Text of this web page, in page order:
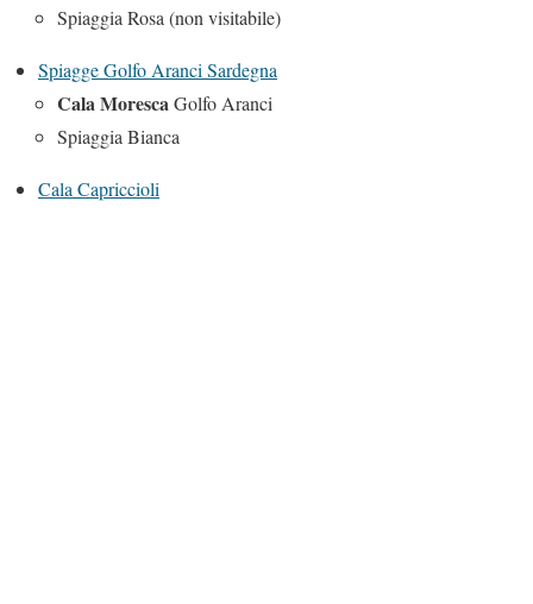
Spiaggia Rosa (non visitabile)
Spiagge Golfo Aranci Sardegna
Cala MorescaGolfo Aranci
Spiaggia Bianca
Cala Capriccioli